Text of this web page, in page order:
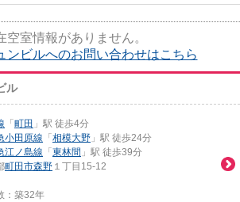
空室情報がありません。
ンビルへのお問い合わせはこちら
ル
「 町田 」駅 徒歩4分
小田原線 「 相模大野 」駅 徒歩24分
江ノ島線 「 東林間 」駅 徒歩39分
町田市森野 １丁目15-12
：築32年